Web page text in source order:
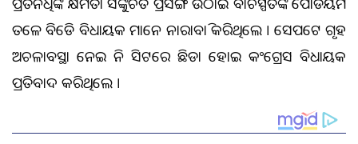
ତଳେ ବିଜେଡି ବିଧାୟକ ମାନେ ନାରାବାଜି କରିଥିଲେ । ସେପଟେ ଗୃହ
ଅଚଳାବସ୍ଥା ନେଇ ନିଜ ସିଟରେ ଛିଡା ହୋଇ କଂଗ୍ରେସ ବିଧାୟକ
ପ୍ରତିବାଦ କରିଥିଲେ ।